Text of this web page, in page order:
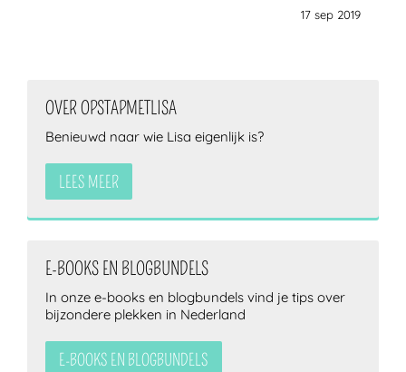
17 sep 2019
OVER OPSTAPMETLISA
Benieuwd naar wie Lisa eigenlijk is?
LEES MEER
E-BOOKS EN BLOGBUNDELS
In onze e-books en blogbundels vind je tips over
bijzondere plekken in Nederland
E-BOOKS EN BLOGBUNDELS